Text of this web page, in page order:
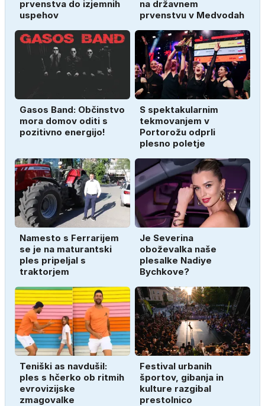
prvenstva do izjemnih
uspehov
na državnem
prvenstvu v Medvodah
Gasos Band: Občinstvo
mora domov oditi s
pozitivno energijo!
S spektakularnim
tekmovanjem v
Portorožu odprli
plesno poletje
Namesto s Ferrarijem
se je na maturantski
ples pripeljal s
traktorjem
Je Severina
oboževalka naše
plesalke Nadiye
Bychkove?
Teniški as navdušil:
ples s hčerko ob ritmih
evrovizijske
zmagovalke
Festival urbanih
športov, gibanja in
kulture razgibal
prestolnico